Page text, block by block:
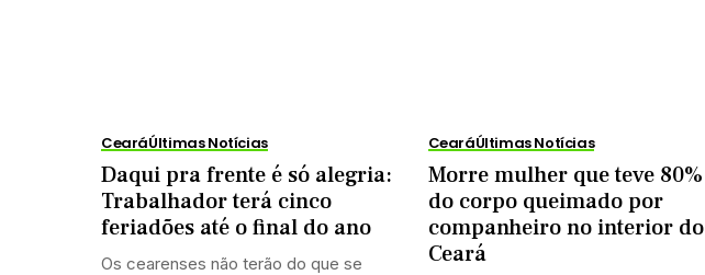
CearáÚltimas Notícias
Daqui pra frente é só alegria:
Trabalhador terá cinco
feriadões até o final do ano
Os cearenses não terão do que se
CearáÚltimas Notícias
Morre mulher que teve 80%
do corpo queimado por
companheiro no interior do
Ceará